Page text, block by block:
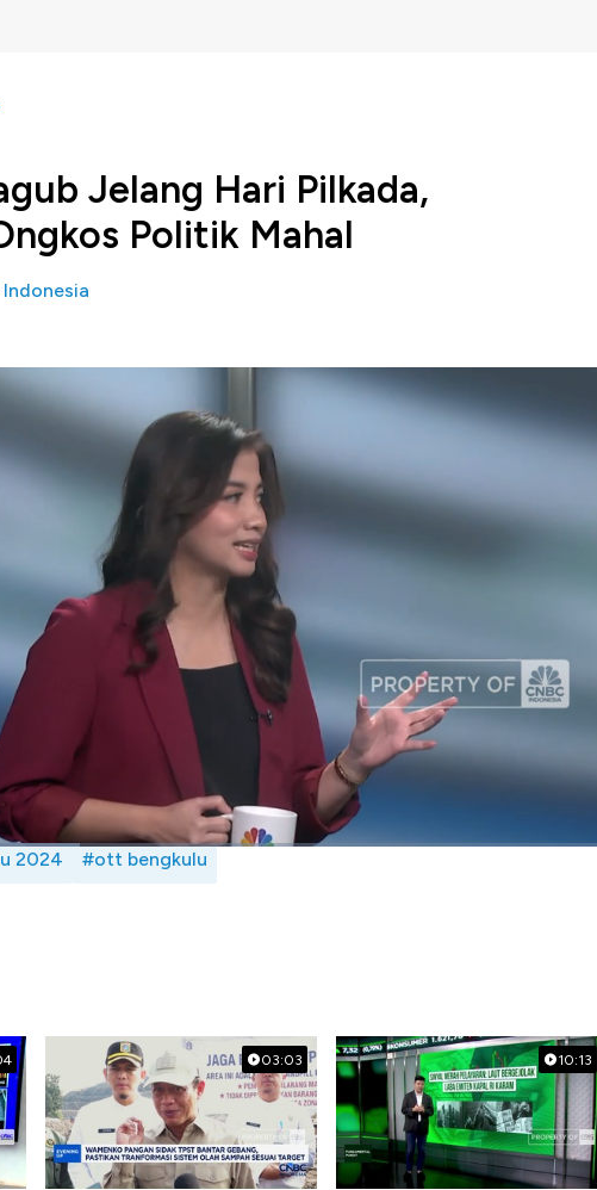
Jelang Hari Pilkada,
Politik Mahal
Indonesia
Pemberantasan Korupsi (KPK) menetapkan Gubernur Bengkulu
dalam kasus dugaan tindak pidana korupsi. Menurut Wakil Ketua
diduga melakukan pemerasan ke pegawai di lingkungan Pemprov
konsekuensi ongkos politik yang mahal. Saat ini, orang yang
cara instan dan tidak melihat potensi yang dimiliki. Dengan kondisi
satu penyebab ongkos politik menjadi lebih mahal.
Dina Gurning bersama Managing Editor CNBC Indonesia Muhammad
di Program Closing Bell CNBC Indonesia, Selasa (26/11/2024).
2024 #ott bengkulu
03:03 10:13